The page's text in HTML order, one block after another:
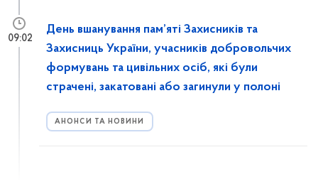
День вшанування пам’яті Захисників та
Захисниць України, учасників добровольчих
формувань та цивільних осіб, які були
страчені, закатовані або загинули у полоні
АНОНСИ ТА НОВИНИ
09:02